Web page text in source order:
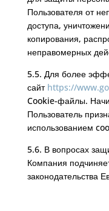
Пользователя от
доступа,
копирования,
неправомерных
5.5. Для более
сайт https://
Cookie-файлы.
Пользователь
использованием
5.6. В вопросах
Компания
законодательства